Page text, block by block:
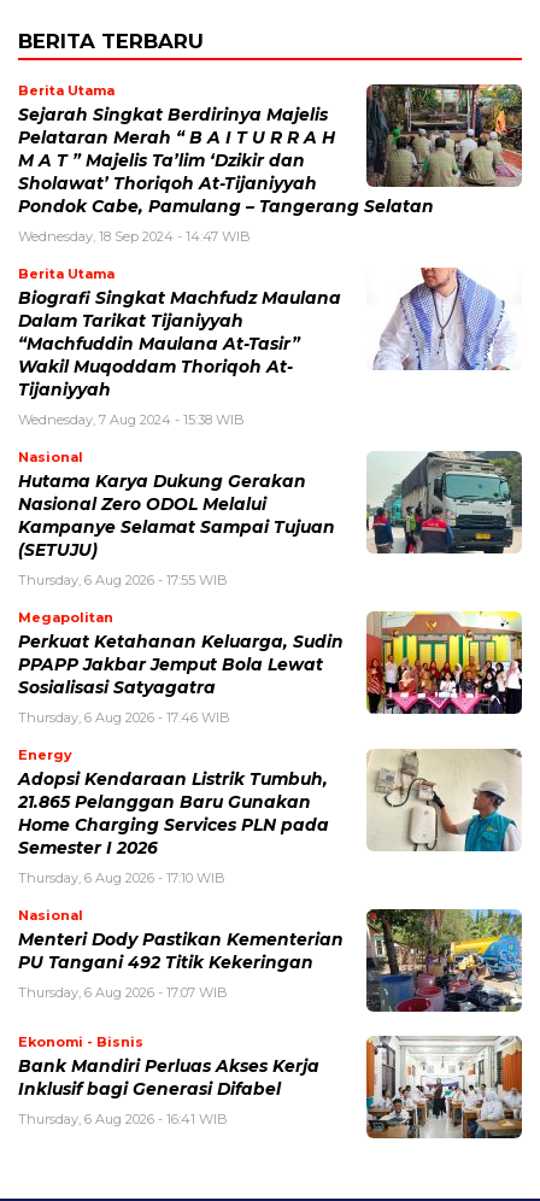
BERITA TERBARU
Berita Utama
Sejarah Singkat Berdirinya Majelis
Pelataran Merah “ B A I T U R R A H
M A T ” Majelis Ta’lim ‘Dzikir dan
Sholawat’ Thoriqoh At-Tijaniyyah
Pondok Cabe, Pamulang – Tangerang Selatan
Wednesday, 18 Sep 2024 - 14:47 WIB
Berita Utama
Biografi Singkat Machfudz Maulana
Dalam Tarikat Tijaniyyah
“Machfuddin Maulana At-Tasir”
Wakil Muqoddam Thoriqoh At-
Tijaniyyah
Wednesday, 7 Aug 2024 - 15:38 WIB
Nasional
Hutama Karya Dukung Gerakan
Nasional Zero ODOL Melalui
Kampanye Selamat Sampai Tujuan
(SETUJU)
Thursday, 6 Aug 2026 - 17:55 WIB
Megapolitan
Perkuat Ketahanan Keluarga, Sudin
PPAPP Jakbar Jemput Bola Lewat
Sosialisasi Satyagatra
Thursday, 6 Aug 2026 - 17:46 WIB
Energy
Adopsi Kendaraan Listrik Tumbuh,
21.865 Pelanggan Baru Gunakan
Home Charging Services PLN pada
Semester I 2026
Thursday, 6 Aug 2026 - 17:10 WIB
Nasional
Menteri Dody Pastikan Kementerian
PU Tangani 492 Titik Kekeringan
Thursday, 6 Aug 2026 - 17:07 WIB
Ekonomi - Bisnis
Bank Mandiri Perluas Akses Kerja
Inklusif bagi Generasi Difabel
Thursday, 6 Aug 2026 - 16:41 WIB